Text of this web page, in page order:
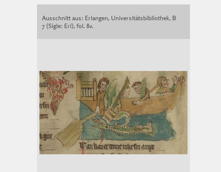
Ausschnitt aus: Erlangen, Universitätsbibliothek, B
7 (Sigle: Erl), fol. 8v.